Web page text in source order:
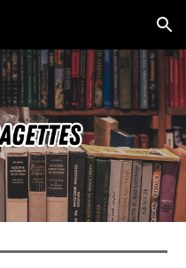
Skip to navigation